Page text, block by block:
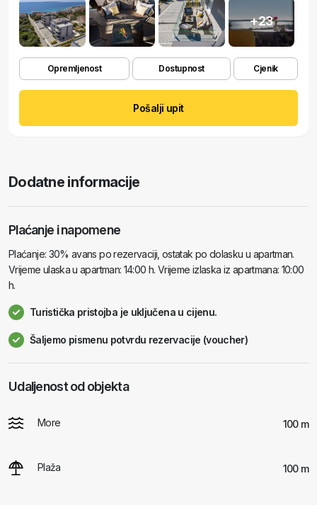
+23
Opremljenost Dostupnost Cjenik
Pošalji upit
Dodatne informacije
Plaćanje i napomene
Plaćanje: 30% avans po rezervaciji, ostatak po dolasku u apartman.
Vrijeme ulaska u apartman: 14:00 h. Vrijeme izlaska iz apartmana: 10:00
h.
Turistička pristojba je uključena u cijenu.
Šaljemo pismenu potvrdu rezervacije (voucher)
Udaljenost od objekta
More 100 m
Plaža 100 m